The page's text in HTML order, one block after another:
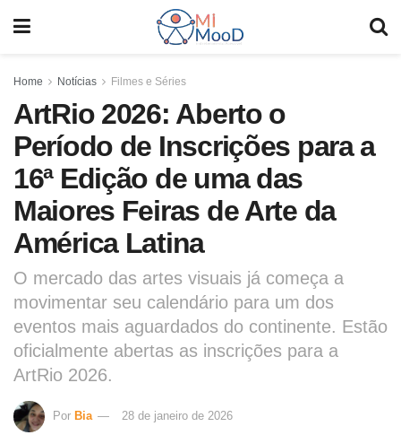
Home Notícias Filmes e Séries
ArtRio 2026: Aberto o
Período de Inscrições para a
16ª Edição de uma das
Maiores Feiras de Arte da
América Latina
O mercado das artes visuais já começa a
movimentar seu calendário para um dos
eventos mais aguardados do continente. Estão
oficialmente abertas as inscrições para a
ArtRio 2026.
Por Bia 28 de janeiro de 2026